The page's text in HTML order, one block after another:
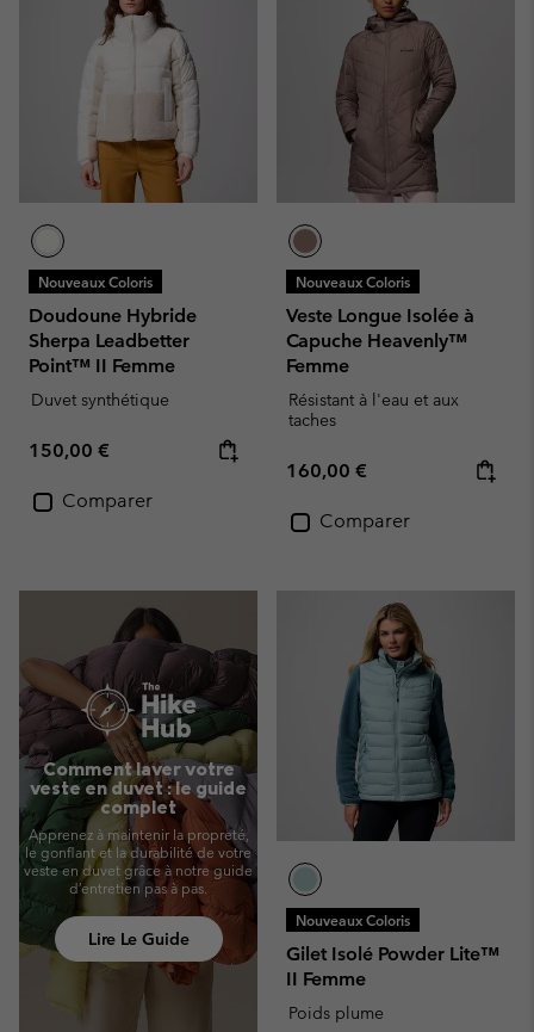
Nouveaux Coloris
Doudoune Hybride
Sherpa Leadbetter
Point™ II Femme
Duvet synthétique
Regular price:
150,00 €
Comparer
Nouveaux Coloris
Veste Longue Isolée à
Capuche Heavenly™
Femme
Résistant à l'eau et aux
taches
Regular price:
160,00 €
Comparer
Comment laver votre
veste en duvet : le guide
complet
Apprenez à maintenir la propreté,
le gonflant et la durabilité de votre
veste en duvet grâce à notre guide
d’entretien pas à pas.
Lire Le Guide
Nouveaux Coloris
Gilet Isolé Powder Lite™
II Femme
Poids plume